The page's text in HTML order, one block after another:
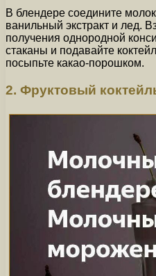
В блендере соедините
ванильный экстракт и лед.
получения однородной
стаканы и подавайте
посыпьте какао-порошком.
2. Фруктовый